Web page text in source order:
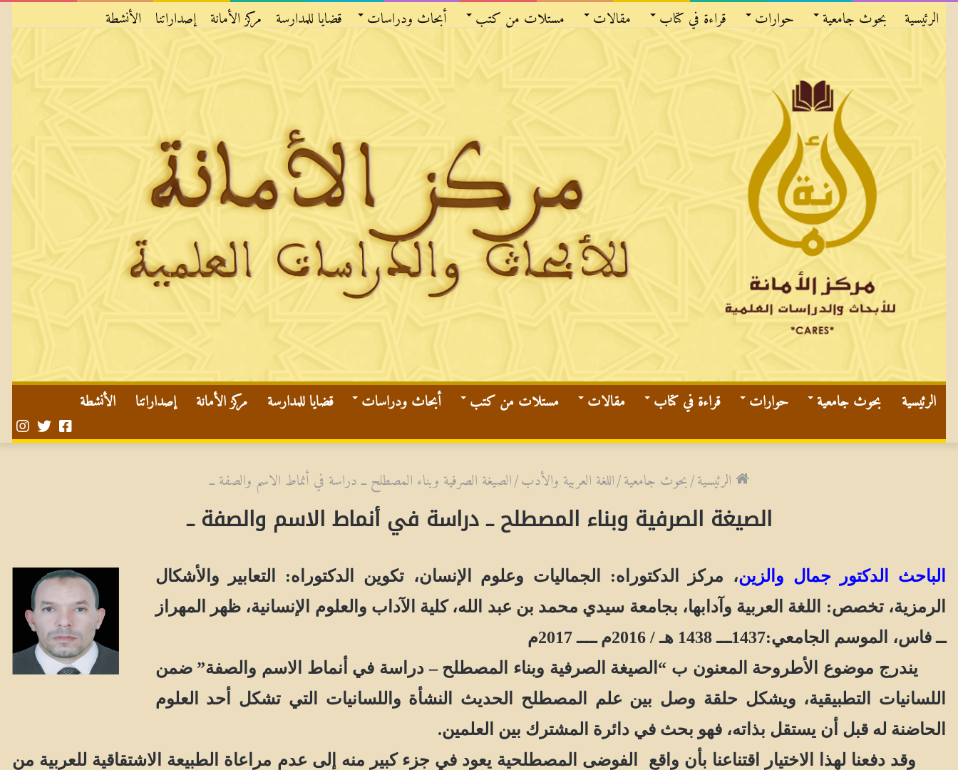
الرئيسية بحوث جامعية حوارات قراءة في كتاب مقالات مستلات من كتب أبحاث ودراسات قضايا للمدارسة مركز الأمانة إصداراتنا الأنشطة
الرئيسية بحوث جامعية حوارات قراءة في كتاب مقالات مستلات من كتب أبحاث ودراسات قضايا للمدارسة مركز الأمانة إصداراتنا الأنشطة
في
حسابنا
على
صفحتنا
على
الرئيسية/بحوث جامعية/اللغة العربية والأدب/الصيغة الصرفية وبناء المصطلح ــ دراسة في أنماط الاسم والصفة ــ
الصيغة الصرفية وبناء المصطلح ــ دراسة في أنماط الاسم والصفة ــ
الباحث الدكتور جمال والزين، مركز الدكتوراه: الجماليات وعلوم الإنسان، تكوين الدكتوراه: التعابير والأشكال
الرمزية، تخصص: اللغة العربية وآدابها، بجامعة سيدي محمد بن عبد الله، كلية الآداب والعلوم الإنسانية، ظهر المهراز
ــ فاس،
الموسم الجامعي:1437ـــ 1438 هـ / 2016م ــــ 2017م
يندرج موضوع الأطروحة المعنون ب “الصيغة الصرفية وبناء المصطلح – دراسة في أنماط الاسم والصفة” ضمن
اللسانيات التطبيقية، ويشكل حلقة وصل بين علم المصطلح الحديث النشأة واللسانيات التي تشكل أحد العلوم
الحاضنة له قبل أن يستقل بذاته، فهو بحث في دائرة المشترك بين العلمين.
وقد دفعنا لهذا الاختيار اقتناعنا بأن واقع الفوضى المصطلحية يعود في جزء كبير منه إلى عدم مراعاة الطبيعة الاشتقاقية للعربية من